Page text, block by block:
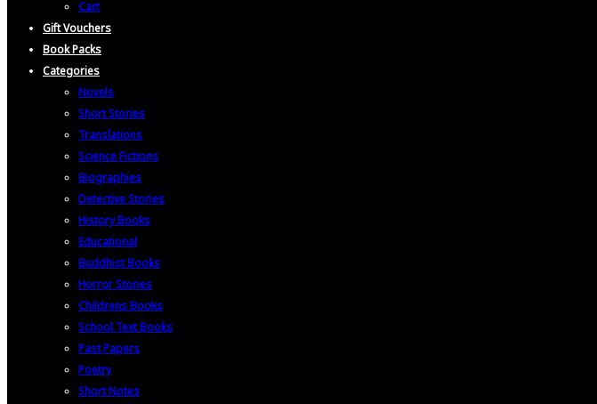
Cart
Gift Vouchers
Book Packs
Categories
Novels
Short Stories
Translations
Science Fictions
Biographies
Detective Stories
History Books
Educational
Buddhist Books
Horror Stories
Childrens Books
School Text Books
Past Papers
Poetry
Short Notes